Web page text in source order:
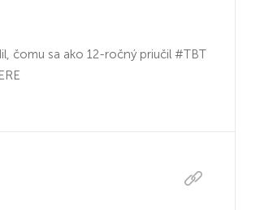
čomu sa ako 12-ročný priučil #TBT